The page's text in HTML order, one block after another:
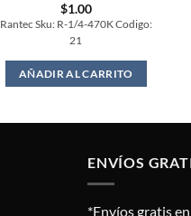
$1.00
Rantec Sku: R-1/4-470K Codigo:
21
AÑADIR AL CARRITO
ENVÍOS
*Envíos gratis